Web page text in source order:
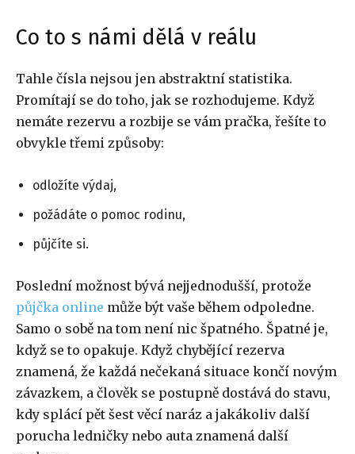
Co to s námi dělá v reálu
Tahle čísla nejsou jen abstraktní statistika.
Promítají se do toho, jak se rozhodujeme. Když
nemáte rezervu a rozbije se vám pračka, řešíte to
obvykle třemi způsoby:
odložíte výdaj,
požádáte o pomoc rodinu,
půjčíte si.
Poslední možnost bývá nejjednodušší, protože
půjčka online může být vaše během odpoledne.
Samo o sobě na tom není nic špatného. Špatné je,
když se to opakuje. Když chybějící rezerva
znamená, že každá nečekaná situace končí novým
závazkem, a člověk se postupně dostává do stavu,
kdy splácí pět šest věcí naráz a jakákoliv další
porucha ledničky nebo auta znamená další